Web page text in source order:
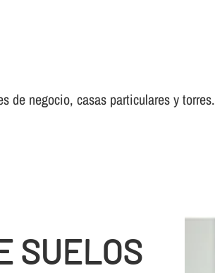
de negocio, casas particulares y torres.
SUELOS